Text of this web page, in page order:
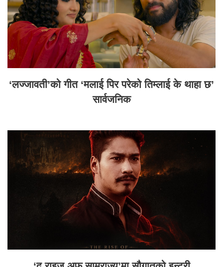
‘लज्जावती’को गीत ‘मलाई पिर परेको तिम्लाई के थाहा छ’
सार्वजनिक